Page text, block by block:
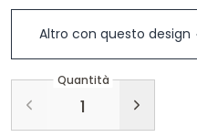
Altro con questo design
Quantità